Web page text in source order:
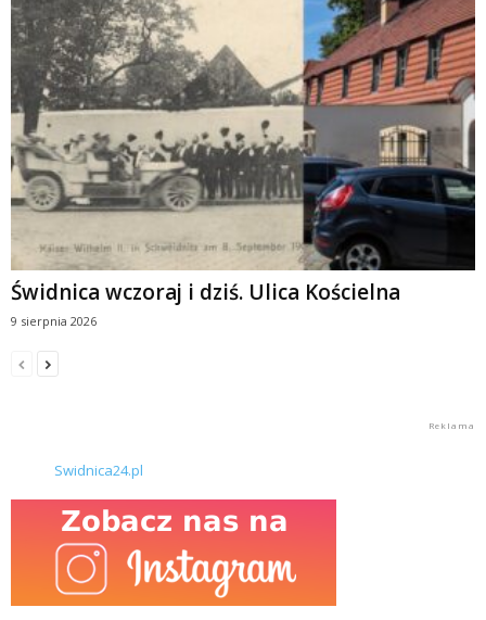
Świdnica wczoraj i dziś. Ulica Kościelna
9 sierpnia 2026
Swidnica24.pl